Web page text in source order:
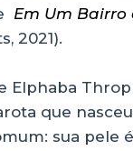
Em Um Bairro
2021).
Elphaba
que
sua pele